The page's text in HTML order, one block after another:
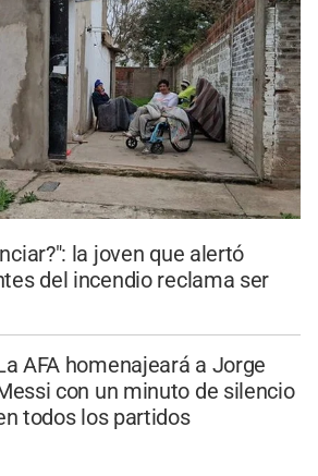
la joven que alertó
del incendio reclama ser
AFA homenajeará a Jorge
con un minuto de silencio
todos los partidos